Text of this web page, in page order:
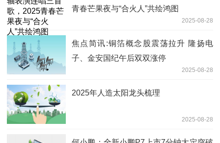
青春芒果夜与“合火人”共绘鸿图
2025-08-28
焦点简讯:铜箔概念股震荡拉升 隆扬电
子、金安国纪午后双双涨停
2025-08-28
2025年人造太阳龙头梳理
2025-08-28